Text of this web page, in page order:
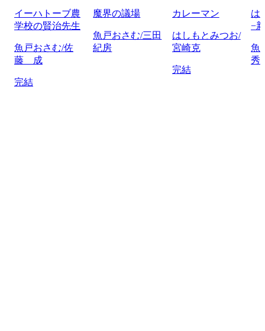
イーハトーブ農
学校の賢治先生
魚戸おさむ/佐
藤 成
完結
魔界の議場
魚戸おさむ/三田
紀房
カレーマン
はしもとみつお/
宮崎克
完結
は
−
魚
秀